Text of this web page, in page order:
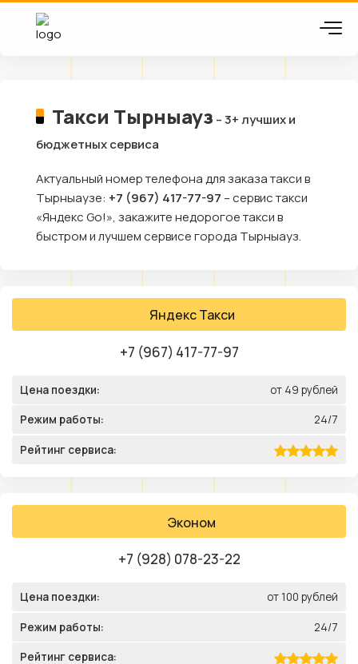
Такси Тырныауз – 3+ лучших и
бюджетных сервиса
Актуальный номер телефона для заказа такси в
Тырныаузе: +7 (967) 417-77-97 – сервис такси
«Яндекс Go!», закажите недорогое такси в
быстром и лучшем сервисе города Тырныауз.
Яндекс Такси
+7 (967) 417-77-97
Цена поездки: от 49 рублей
Режим работы: 24/7
Рейтинг сервиса:
Эконом
+7 (928) 078-23-22
Цена поездки: от 100 рублей
Режим работы: 24/7
Рейтинг сервиса: